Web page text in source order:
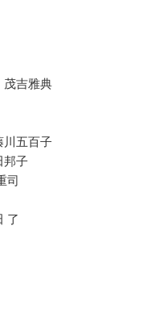
茂吉雅典
川五百子
邦子
司
了